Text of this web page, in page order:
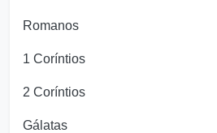
Romanos
1 Coríntios
2 Coríntios
Gálatas